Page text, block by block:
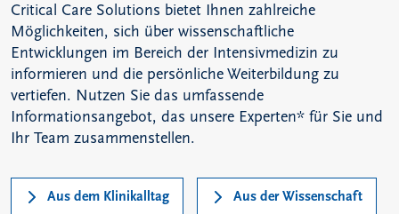
Critical Care Solutions bietet Ihnen zahlreiche
Möglichkeiten, sich über wissenschaftliche
Entwicklungen im Bereich der Intensivmedizin zu
informieren und die persönliche Weiterbildung zu
vertiefen. Nutzen Sie das umfassende
Informationsangebot, das unsere Experten* für Sie und
Ihr Team zusammenstellen.
Aus dem Klinikalltag Aus der Wissenschaft